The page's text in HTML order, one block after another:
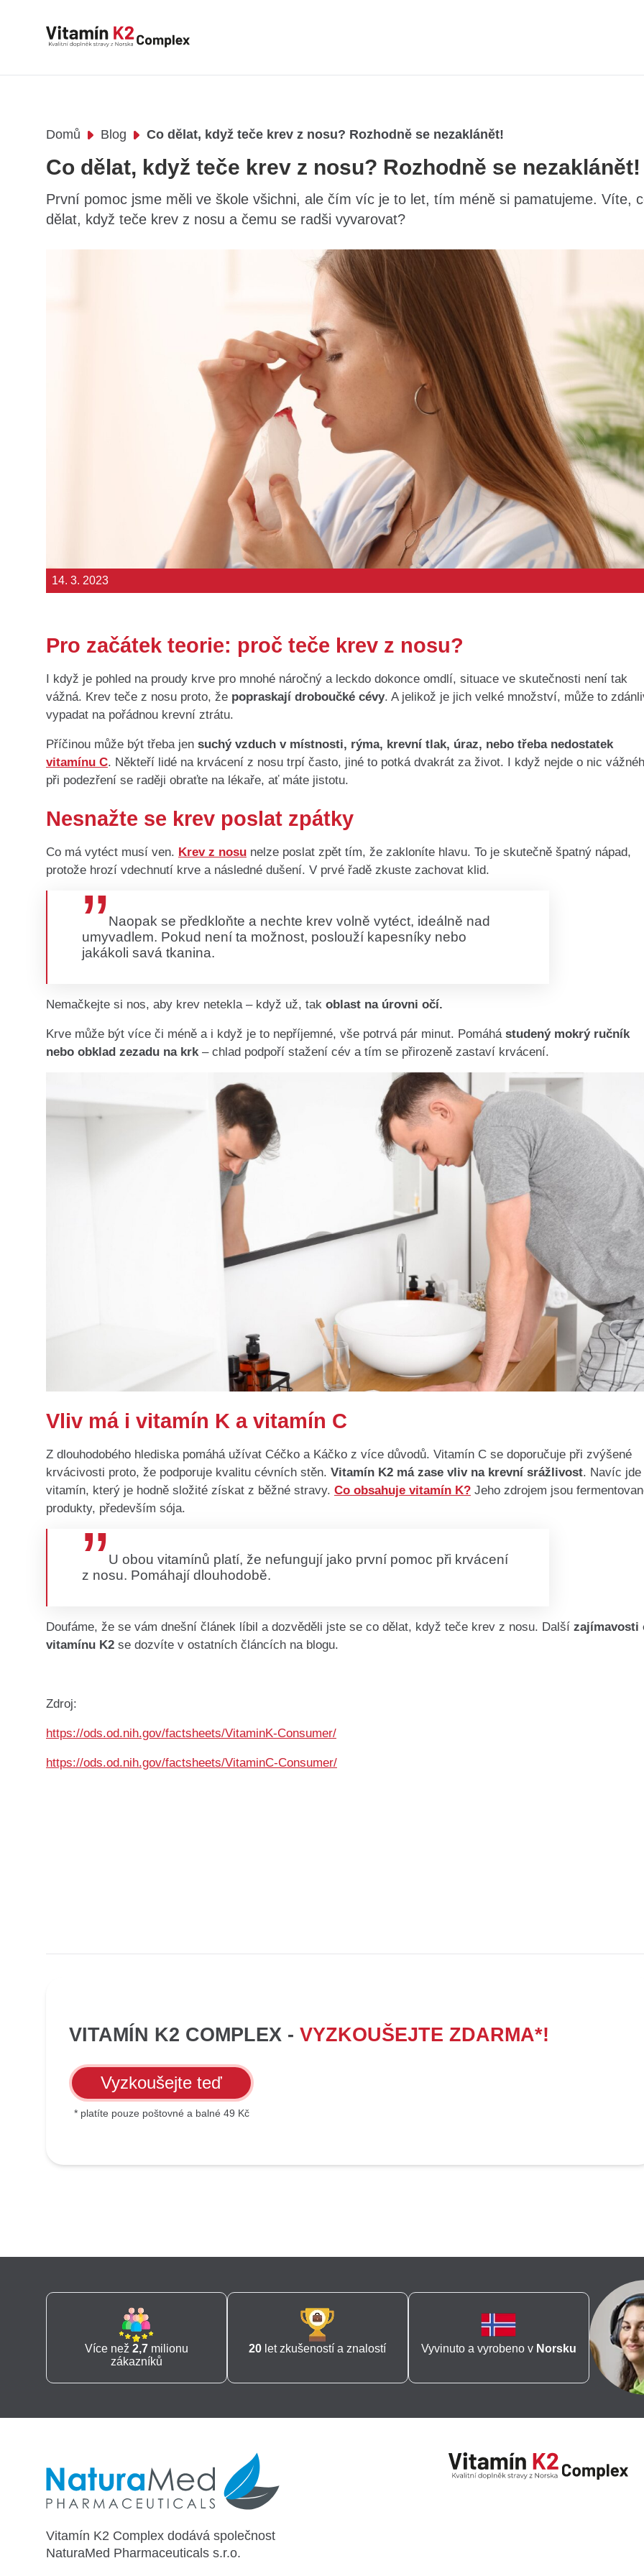
Domů Blog Co dělat, když teče krev z nosu? Rozhodně se nezaklánět!
Co dělat, když teče krev z nosu? Rozhodně se nezaklánět!
První pomoc jsme měli ve škole všichni, ale čím víc je to let, tím méně si pamatujeme. Víte,
dělat, když teče krev z nosu a čemu se radši vyvarovat?
14. 3. 2023
Pro začátek teorie: proč teče krev z nosu?
I když je pohled na proudy krve pro mnohé náročný a leckdo dokonce omdlí, situace ve skutečnosti není tak
vážná. Krev teče z nosu proto, že popraskají droboučké cévy. A jelikož je jich velké množství, může to
vypadat na pořádnou krevní ztrátu.
Příčinou může být třeba jen suchý vzduch v místnosti, rýma, krevní tlak, úraz, nebo třeba nedostatek
vitamínu C. Někteří lidé na krvácení z nosu trpí často, jiné to potká dvakrát za život. I když nejde o nic
při podezření se raději obraťte na lékaře, ať máte jistotu.
Nesnažte se krev poslat zpátky
Co má vytéct musí ven. Krev z nosu nelze poslat zpět tím, že zakloníte hlavu. To je skutečně špatný nápad,
protože hrozí vdechnutí krve a následné dušení. V prvé řadě zkuste zachovat klid.
Naopak se předkloňte a nechte krev volně vytéct, ideálně nad
umyvadlem. Pokud není ta možnost, poslouží kapesníky nebo
jakákoli savá tkanina.
Nemačkejte si nos, aby krev netekla – když už, tak oblast na úrovni očí.
Krve může být více či méně a i když je to nepříjemné, vše potrvá pár minut. Pomáhá studený mokrý ručník
nebo obklad zezadu na krk – chlad podpoří stažení cév a tím se přirozeně zastaví krvácení.
Vliv má i vitamín K a vitamín C
Z dlouhodobého hlediska pomáhá užívat Céčko a Káčko z více důvodů. Vitamín C se doporučuje při zvýšené
krvácivosti proto, že podporuje kvalitu cévních stěn. Vitamín K2 má zase vliv na krevní srážlivost. Navíc jde
vitamín, který je hodně složité získat z běžné stravy. Co obsahuje vitamín K? Jeho zdrojem jsou
produkty, především sója.
U obou vitamínů platí, že nefungují jako první pomoc při krvácení
z nosu. Pomáhají dlouhodobě.
Doufáme, že se vám dnešní článek líbil a dozvěděli jste se co dělat, když teče krev z nosu. Další zajímavosti
vitamínu K2 se dozvíte v ostatních článcích na blogu.
Zdroj:
https://ods.od.nih.gov/factsheets/VitaminK-Consumer/
https://ods.od.nih.gov/factsheets/VitaminC-Consumer/
VITAMÍN K2 COMPLEX - VYZKOUŠEJTE ZDARMA*!
Vyzkoušejte teď
* platíte pouze poštovné a balné 49 Kč
Více než 2,7milionu
zákazníků
20 let zkušeností a znalostí Vyvinuto a vyrobeno v Norsku
Vitamín K2 Complex dodává společnost
NaturaMed Pharmaceuticals s.r.o.